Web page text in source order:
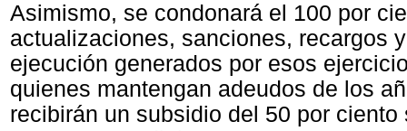
Asimismo, se condonará el 100 por
actualizaciones, sanciones, recargos
ejecución generados por esos
quienes mantengan adeudos de los
recibirán un subsidio del 50 por ciento